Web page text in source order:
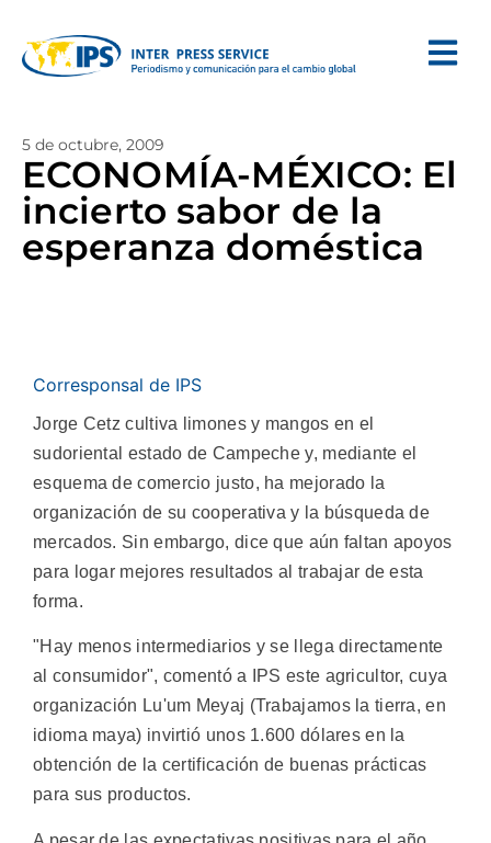
5 de octubre, 2009
ECONOMÍA-MÉXICO: El
incierto sabor de la
esperanza doméstica
Corresponsal de IPS
Jorge Cetz cultiva limones y mangos en el
sudoriental estado de Campeche y, mediante el
esquema de comercio justo, ha mejorado la
organización de su cooperativa y la búsqueda de
mercados. Sin embargo, dice que aún faltan apoyos
para logar mejores resultados al trabajar de esta
forma.
"Hay menos intermediarios y se llega directamente
al consumidor", comentó a IPS este agricultor, cuya
organización Lu'um Meyaj (Trabajamos la tierra, en
idioma maya) invirtió unos 1.600 dólares en la
obtención de la certificación de buenas prácticas
para sus productos.